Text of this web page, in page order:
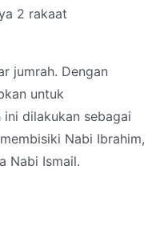
2 rakaat
jumrah. Dengan
untuk
ini dilakukan sebagai
Nabi Ibrahim,
Nabi Ismail.